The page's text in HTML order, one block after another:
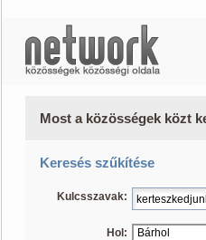
Most a közösségek közt
Keresés szűkítése
Kulcsszavak:
Hol: